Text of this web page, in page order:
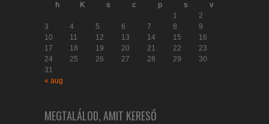
h
K s c p s
v
1
2
3
4 5 6 7 8
9
10
11 12 13 14 15
16
17
18 19 20 21 22
23
24
25 26 27 28 29
30
31
« aug
MEGTALÁLOD, AMIT KERESŐ